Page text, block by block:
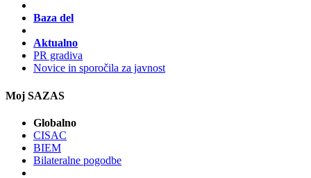
Baza del
Aktualno
PR gradiva
Novice in sporočila za javnost
Moj SAZAS
Globalno
CISAC
BIEM
Bilateralne pogodbe